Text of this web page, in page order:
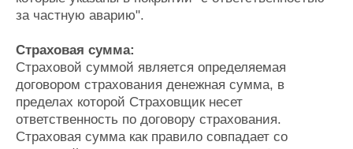
за частную аварию".
Страховая сумма:
Страховой суммой является определяемая
договором страхования денежная сумма, в
пределах которой Страховщик несет
ответственность по договору страхования.
Страховая сумма как правило совпадает со